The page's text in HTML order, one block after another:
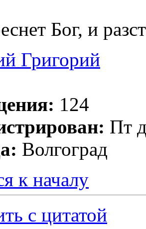
Бог, и
Григорий
124
Пт
Волгоград
к началу
с цитатой